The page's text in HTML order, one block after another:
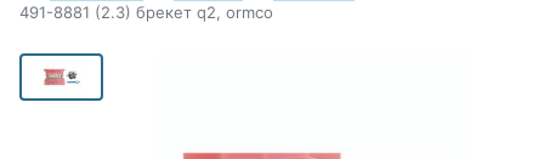
491-8881 (2.3) брекет q2, ormco